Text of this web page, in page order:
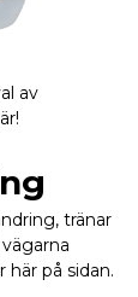
av
tränar
på sidan.